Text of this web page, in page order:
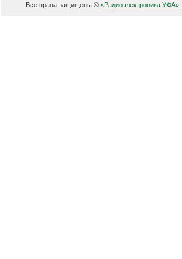
Все права защищены © «Радиоэлектроника.УФА»